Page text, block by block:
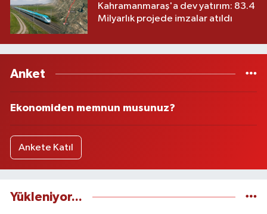
Kahramanmaraş'a dev yatırım: 83.4
Milyarlık projede imzalar atıldı
Anket
Ekonomiden memnun musunuz?
Ankete Katıl
Yükleniyor...